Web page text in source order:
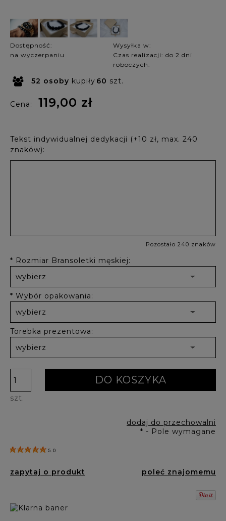
Dostępność:
na wyczerpaniu
Wysyłka w:
Czas realizacji: do 2 dni
roboczych.
52 osoby kupiły 60 szt.
Cena: 119,00 zł
Tekst indywidualnej dedykacji (+10 zł, max. 240
znaków):
Pozostało 240 znaków
* Rozmiar Bransoletki męskiej:
* Wybór opakowania:
Torebka prezentowa:
szt.
DO KOSZYKA
dodaj do przechowalni
* - Pole wymagane
5.0
zapytaj o produkt poleć znajomemu